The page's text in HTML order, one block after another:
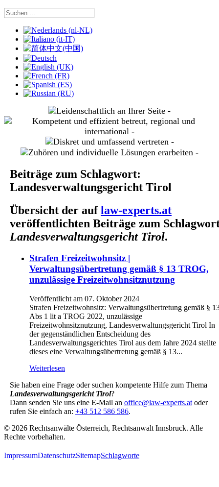
Sprache auswählen
slide
slide
Beiträge zum Schlagwort:
Landesverwaltungsgericht Tirol
Übersicht der auflaw-experts.at
veröffentlichten Beiträge zum
Landesverwaltungsgericht Tirol.
Strafen Freizeitwohnsitz |
Verwaltungsübertretung gemäß § 13 TROG,
unzulässige Freizeitwohnsitznutzung
Veröffentlicht am 07. Oktober 2024
Strafen Freizeitwohnsitz: Verwaltungsübertretung gemäß §
Abs 1 lit a TROG 2022, unzulässige
Freizeitwohnsitznutzung, Landesverwaltungsgericht Tirol In
der gegenständlichen Entscheidung des
Landesverwaltungsgerichtes Tirol aus dem Jahre 2024 stellte
dieses eine Verwaltungsübertretung gemäß § 13...
Weiterlesen
Sie haben eine Frage oder suchen kompetente Hilfe zum Thema
Landesverwaltungsgericht Tirol?
Dann senden Sie uns eine E-Mail an office@law-experts.at oder
rufen Sie einfach an: +43 512 586 586.
© 2026 Rechtsanwälte Österreich, Rechtsanwalt Innsbruck. Alle
Rechte vorbehalten.
ImpressumDatenschutzSitemapSchlagworte